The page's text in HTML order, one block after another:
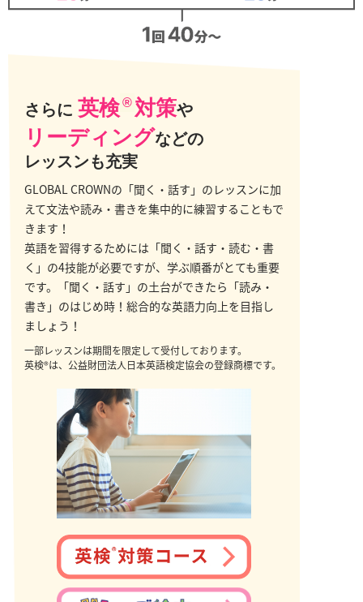
さらに 英検® 対策や
リーディングなどの
レッスンも充実
GLOBAL CROWNの「聞く・話す」のレッスンに加
えて文法や読み・書きを集中的に練習することもで
きます！
英語を習得するためには「聞く・話す・読む・書
く」の4技能が必要ですが、学ぶ順番がとても重要
です。「聞く・話す」の土台ができたら「読み・
書き」のはじめ時！総合的な英語力向上を目指し
ましょう！
一部レッスンは期間を限定して受付しております。
英検®は、公益財団法人日本英語検定協会の登録商標です。